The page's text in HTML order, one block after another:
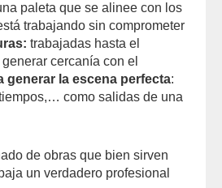
paleta que se alinee con los
trabajando sin comprometer
trabajadas hasta el
cercanía con el
generar la escena perfecta:
como salidas de una
de obras que bien sirven
un verdadero profesional